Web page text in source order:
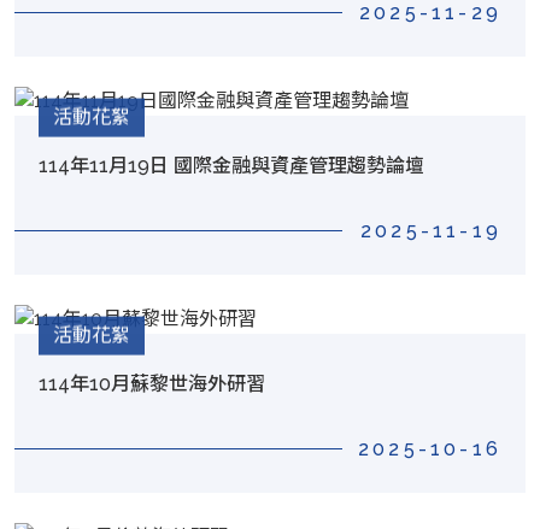
2025-11-29
活動花絮
114年11月19日 國際金融與資產管理趨勢論壇
2025-11-19
活動花絮
114年10月蘇黎世海外研習
2025-10-16